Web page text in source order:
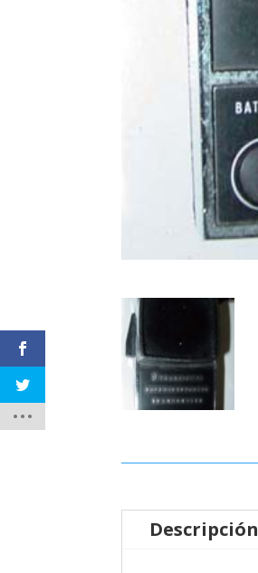
Descripción